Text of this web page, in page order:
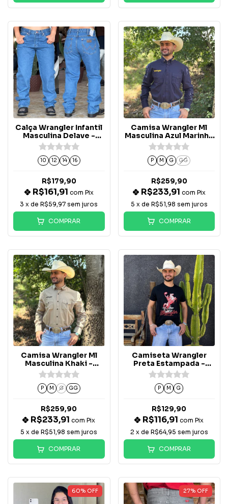
Calça Wrangler Infantil
Masculina Delave -
13MWJGKUN
10 12 14 16
R$179,90
R$161,91 com Pix
3 x deR$59,97 sem juros
COMPRAR
Camisa Wrangler Ml
Masculina Azul Marinho
- WW251MA
P M G GG
R$259,90
R$233,91 com Pix
5 x de R$51,98 sem juros
COMPRAR
Camisa Wrangler Ml
Masculina Khaki -
WW251KA
P M G GG
R$259,90
R$233,91com Pix
5 x deR$51,98 sem juros
COMPRAR
Camiseta Wrangler
Preta Estampada -
WM5755PR
P M G
R$129,90
R$116,91com Pix
2 x de R$64,95 sem juros
COMPRAR
60% OFF 27% OFF